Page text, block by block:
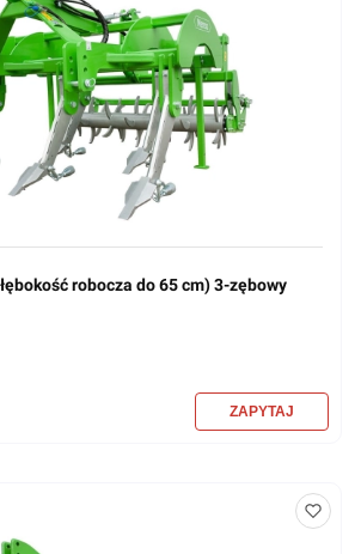
robocza do 65 cm) 3-zębowy